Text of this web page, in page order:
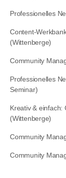
Professionelles
Content-
(Wittenberge)
Community
Professionelles
Seminar)
Kreativ & einfach:
(Wittenberge)
Community
Community